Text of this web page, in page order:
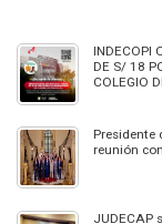
INDECOPI
DE S/ 18
COLEGIO
Presidente
reunión
JUDECAP